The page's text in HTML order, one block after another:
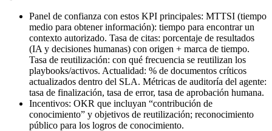
Panel de confianza con estos KPI principales: MTTSI (tiempo
medio para obtener información): tiempo para encontrar un
contexto autorizado. Tasa de citas: porcentaje de resultados
(IA y decisiones humanas) con origen + marca de tiempo.
Tasa de reutilización: con qué frecuencia se reutilizan los
playbooks/activos. Actualidad: % de documentos críticos
actualizados dentro del SLA. Métricas de auditoría del agente:
tasa de finalización, tasa de error, tasa de aprobación humana.
Incentivos: OKR que incluyan “contribución de
conocimiento” y objetivos de reutilización; reconocimiento
público para los logros de conocimiento.